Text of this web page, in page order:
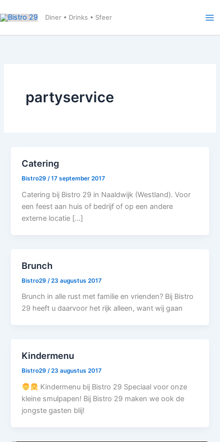
naar
Diner • Drinks • Sfeer
partyservice
Catering
Bistro29/17 september 2017
Catering bij Bistro 29 in Naaldwijk (Westland). Voor
een feest aan huis of bedrijf of op een andere
externe locatie […]
Brunch
Bistro29 /23 augustus 2017
Brunch in alle rust met familie en vrienden? Bij Bistro
29 heeft u daarvoor het rijk alleen, want wij gaan
Kindermenu
Bistro29/23 augustus 2017
Kindermenu bij Bistro 29 Speciaal voor onze
kleine smulpapen! Bij Bistro 29 maken we ook de
jongste gasten blij!